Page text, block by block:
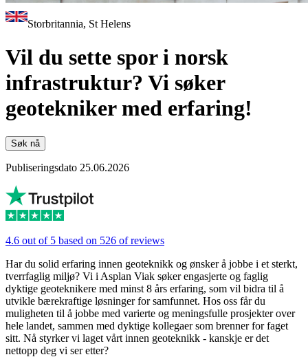
Storbritannia, St Helens
Vil du sette spor i norsk
infrastruktur? Vi søker
geotekniker med erfaring!
Søk nå
Publiseringsdato 25.06.2026
4.6 out of 5 based on 526 of reviews
Har du solid erfaring innen geoteknikk og ønsker å jobbe i et sterkt,
tverrfaglig miljø? Vi i Asplan Viak søker engasjerte og faglig
dyktige geoteknikere med minst 8 års erfaring, som vil bidra til å
utvikle bærekraftige løsninger for samfunnet. Hos oss får du
muligheten til å jobbe med varierte og meningsfulle prosjekter over
hele landet, sammen med dyktige kollegaer som brenner for faget
sitt. Nå styrker vi laget vårt innen geoteknikk - kanskje er det
nettopp deg vi ser etter?